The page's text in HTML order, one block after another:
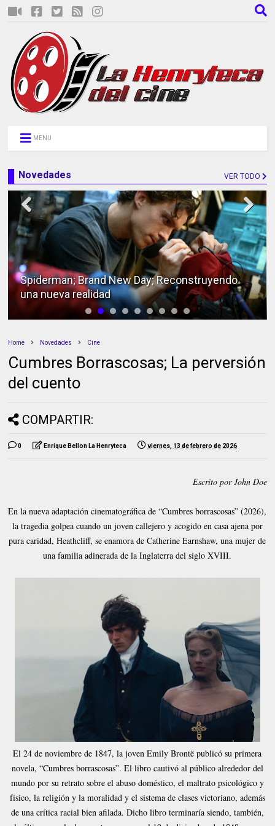
MENU
Novedades VER TODO
Spiderman; Brand New Day; Reconstruyendo
una nueva realidad
Home Novedades Cine
Cumbres Borrascosas; La perversión
del cuento
COMPARTIR:
0 Enrique Bellon La Henryteca viernes, 13 de febrero de 2026
Escrito por John Doe
En la nueva adaptación cinematográfica de “Cumbres borrascosas” (2026),
la tragedia golpea cuando un joven callejero y acogido en casa ajena por
pura caridad, Heathcliff, se enamora de Catherine Earnshaw, una mujer de
una familia adinerada de la Inglaterra del siglo XVIII.
El 24 de noviembre de 1847, la joven Emily Brontë publicó su primera
novela, “Cumbres borrascosas”. El libro cautivó al público alrededor del
mundo por su retrato sobre el abuso doméstico, el maltrato psicológico y
físico, la religión y la moralidad y el sistema de clases victoriano, además
de una crítica racial bien afilada. Dicho libro terminaría siendo, también,